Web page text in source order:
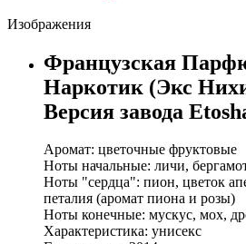
Изображения
Французская
Наркотик (Экс
Версия завода
Аромат: цветочные фруктовые
Ноты начальные: личи,
Ноты "сердца": пион, цветок
петалия (аромат пиона и розы)
Ноты конечные: мускус, мох,
Характеристика: унисекс